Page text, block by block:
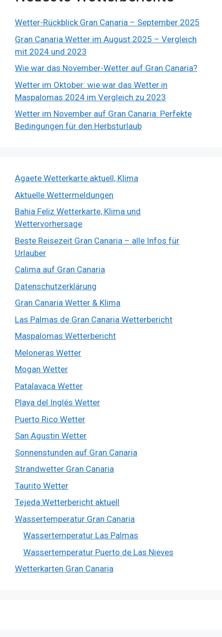
Wetter-Rückblick Gran Canaria – September 2025
Gran Canaria Wetter im August 2025 – Vergleich
mit 2024 und 2023
Wie war das November-Wetter auf Gran Canaria?
Wetter im Oktober: wie war das Wetter in
Maspalomas 2024 im Vergleich zu 2023
Wetter im November auf Gran Canaria: Perfekte
Bedingungen für den Herbsturlaub
Agaete Wetterkarte aktuell, Klima
Aktuelle Wettermeldungen
Bahia Feliz Wetterkarte, Klima und
Wettervorhersage
Beste Reisezeit Gran Canaria – alle Infos für
Urlauber
Calima auf Gran Canaria
Datenschutzerklärung
Gran Canaria Wetter & Klima
Las Palmas de Gran Canaria Wetterbericht
Maspalomas Wetterbericht
Meloneras Wetter
Mogan Wetter
Patalavaca Wetter
Playa del Inglés Wetter
Puerto Rico Wetter
San Agustin Wetter
Sonnenstunden auf Gran Canaria
Strandwetter Gran Canaria
Taurito Wetter
Tejeda Wetterbericht aktuell
Wassertemperatur Gran Canaria
Wassertemperatur Las Palmas
Wassertemperatur Puerto de Las Nieves
Wetterkarten Gran Canaria